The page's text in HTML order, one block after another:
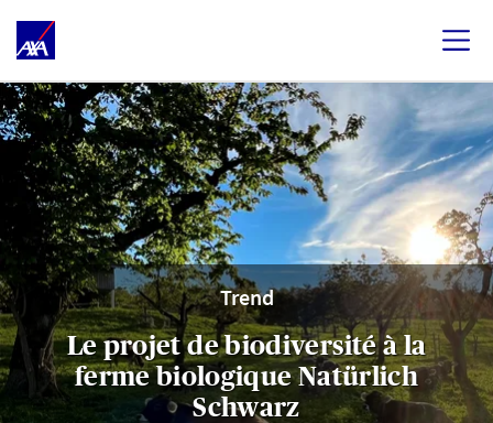
Trend
Le projet de biodiversité à la
ferme biologique Natürlich
Schwarz